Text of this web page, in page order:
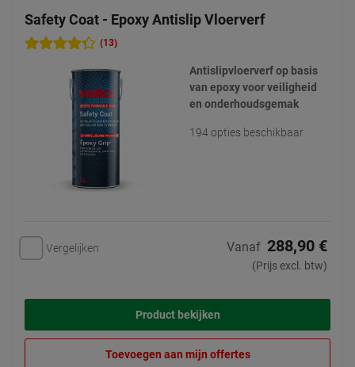
Safety Coat - Epoxy Antislip Vloerverf
(13)
Antislipvloerverf op basis
van epoxy voor veiligheid
en onderhoudsgemak
194 opties beschikbaar
Vergelijken Vanaf 288,90 €
(Prijs excl. btw)
Product bekijken
Toevoegen aan mijn offertes